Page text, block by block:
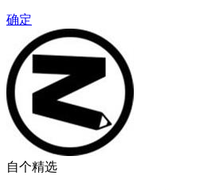
确定
自个精选